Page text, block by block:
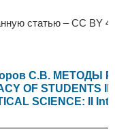
статью – CC BY
С.B.
OF STUDENTS
SCIENCE: II